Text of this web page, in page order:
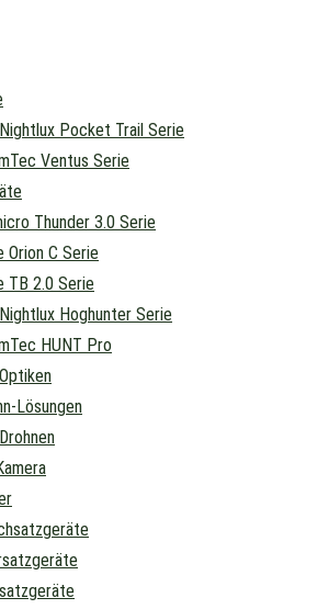
Pocket Trail Serie
Ventus Serie
Thunder 3.0 Serie
Orion C Serie
TB 2.0 Serie
Hoghunter Serie
HUNT Pro
Lösungen